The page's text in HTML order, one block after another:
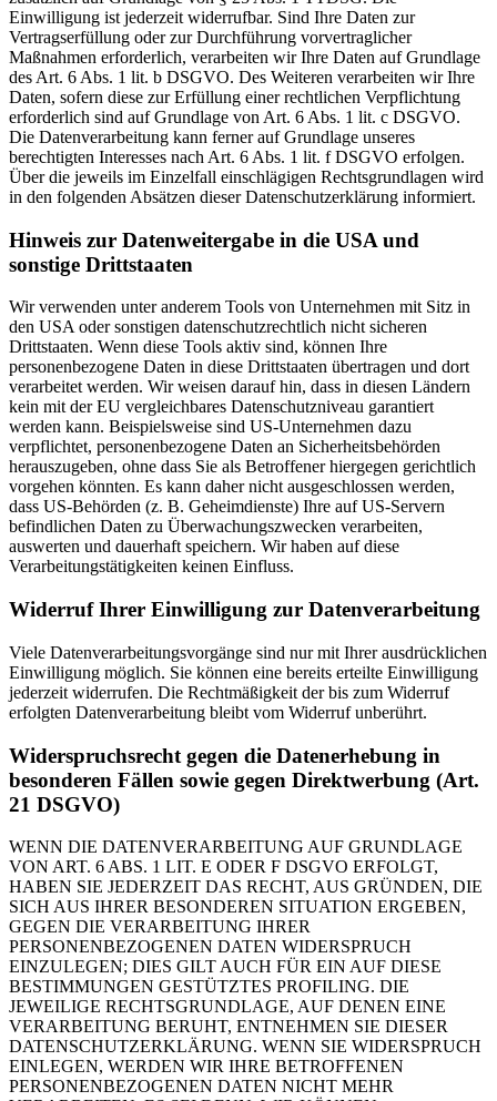
Einwilligung ist jederzeit widerrufbar. Sind Ihre Daten zur
Vertragserfüllung oder zur Durchführung vorvertraglicher
Maßnahmen erforderlich, verarbeiten wir Ihre Daten auf Grundlage
des Art. 6 Abs. 1 lit. b DSGVO. Des Weiteren verarbeiten wir Ihre
Daten, sofern diese zur Erfüllung einer rechtlichen Verpflichtung
erforderlich sind auf Grundlage von Art. 6 Abs. 1 lit. c DSGVO.
Die Datenverarbeitung kann ferner auf Grundlage unseres
berechtigten Interesses nach Art. 6 Abs. 1 lit. f DSGVO erfolgen.
Über die jeweils im Einzelfall einschlägigen Rechtsgrundlagen wird
in den folgenden Absätzen dieser Datenschutzerklärung informiert.
Hinweis zur Datenweitergabe in die USA und
sonstige Drittstaaten
Wir verwenden unter anderem Tools von Unternehmen mit Sitz in
den USA oder sonstigen datenschutzrechtlich nicht sicheren
Drittstaaten. Wenn diese Tools aktiv sind, können Ihre
personenbezogene Daten in diese Drittstaaten übertragen und dort
verarbeitet werden. Wir weisen darauf hin, dass in diesen Ländern
kein mit der EU vergleichbares Datenschutzniveau garantiert
werden kann. Beispielsweise sind US-Unternehmen dazu
verpflichtet, personenbezogene Daten an Sicherheitsbehörden
herauszugeben, ohne dass Sie als Betroffener hiergegen gerichtlich
vorgehen könnten. Es kann daher nicht ausgeschlossen werden,
dass US-Behörden (z. B. Geheimdienste) Ihre auf US-Servern
befindlichen Daten zu Überwachungszwecken verarbeiten,
auswerten und dauerhaft speichern. Wir haben auf diese
Verarbeitungstätigkeiten keinen Einfluss.
Widerruf Ihrer Einwilligung zur Datenverarbeitung
Viele Datenverarbeitungsvorgänge sind nur mit Ihrer ausdrücklichen
Einwilligung möglich. Sie können eine bereits erteilte Einwilligung
jederzeit widerrufen. Die Rechtmäßigkeit der bis zum Widerruf
erfolgten Datenverarbeitung bleibt vom Widerruf unberührt.
Widerspruchsrecht gegen die Datenerhebung in
besonderen Fällen sowie gegen Direktwerbung (Art.
21 DSGVO)
WENN DIE DATENVERARBEITUNG AUF GRUNDLAGE
VON ART. 6 ABS. 1 LIT. E ODER F DSGVO ERFOLGT,
HABEN SIE JEDERZEIT DAS RECHT, AUS GRÜNDEN, DIE
SICH AUS IHRER BESONDEREN SITUATION ERGEBEN,
GEGEN DIE VERARBEITUNG IHRER
PERSONENBEZOGENEN DATEN WIDERSPRUCH
EINZULEGEN; DIES GILT AUCH FÜR EIN AUF DIESE
BESTIMMUNGEN GESTÜTZTES PROFILING. DIE
JEWEILIGE RECHTSGRUNDLAGE, AUF DENEN EINE
VERARBEITUNG BERUHT, ENTNEHMEN SIE DIESER
DATENSCHUTZERKLÄRUNG. WENN SIE WIDERSPRUCH
EINLEGEN, WERDEN WIR IHRE BETROFFENEN
PERSONENBEZOGENEN DATEN NICHT MEHR